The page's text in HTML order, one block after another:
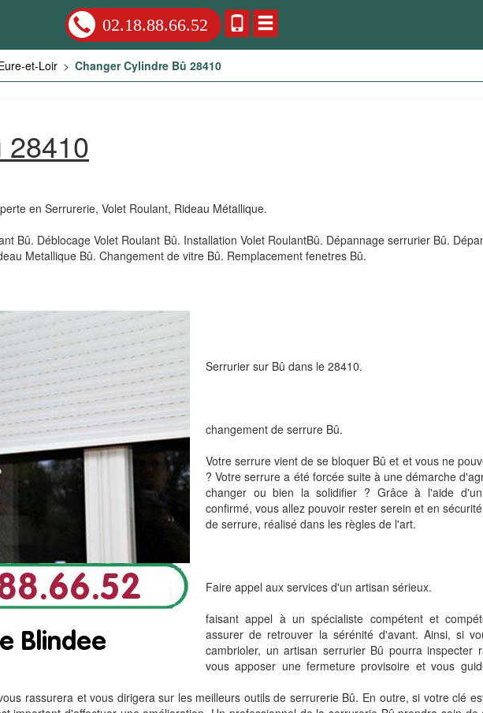
02.18.88.66.52
et-Loir > Changer Cylindre Bû 28410
28410
en Serrurerie, Volet Roulant, Rideau Métallique.
Bû. Déblocage Volet Roulant Bû. Installation Volet RoulantBû. Dépannage serrurier Bû.
Metallique Bû. Changement de vitre Bû. Remplacement fenetres Bû.
Serrurier sur Bû dans le 28410.
changement de serrure Bû.
Votre serrure vient de se bloquer Bû et et vous ne
? Votre serrure a été forcée suite à une démarche
changer ou bien la solidifier ? Grâce à l'aide
confirmé, vous allez pouvoir rester serein et en
de serrure, réalisé dans les règles de l'art.
Faire appel aux services d'un artisan sérieux.
faisant appel à un spécialiste compétent et
assurer de retrouver la sérénité d'avant. Ainsi, si
cambrioler, un artisan serrurier Bû pourra inspecter
vous apposer une fermeture provisoire et vous
rassurera et vous dirigera sur les meilleurs outils de serrurerie Bû. En outre, si votre clé